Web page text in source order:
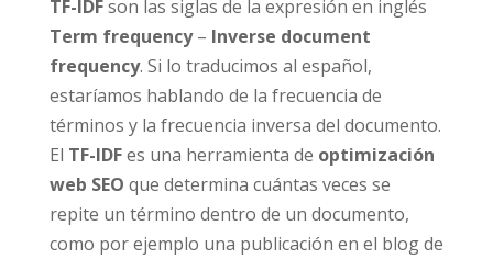
TF-IDFson las siglas de la expresión en inglés
Term frequency– Inverse document
frequency. Si lo traducimos al español,
estaríamos hablando de la frecuencia de
términos y la frecuencia inversa del documento.
El TF-IDFes una herramienta de optimización
web SEO que determina cuántas veces se
repite un término dentro de un documento,
como por ejemplo una publicación en el blog de